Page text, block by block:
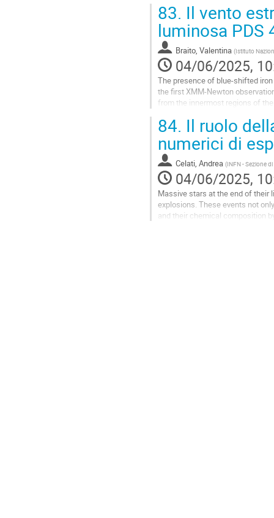
Go
to
contribution
page
83. Il vento
luminosa PDS
Braito, Valentina (Istituto
04/06/2025,
The presence of blue-shifted
the first XMM-Newton
from the innermost regions of
Go
to
contribution
page
84. Il ruolo
numerici di
Celati, Andrea (INFN - Sezione
04/06/2025,
Massive stars at the end of their
explosions. These events not
and their chemical composition